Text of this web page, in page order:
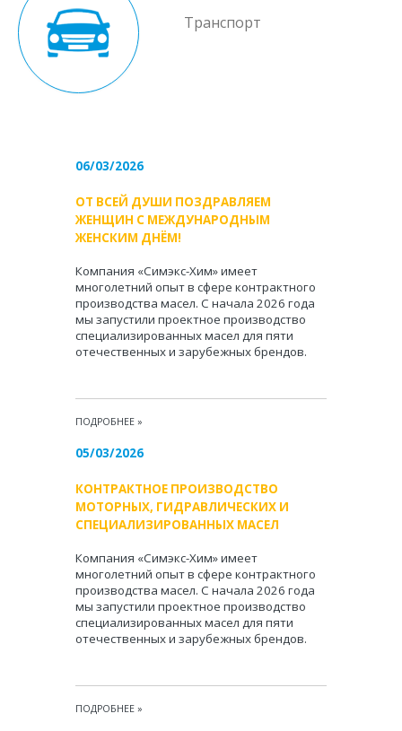
Транспорт
06/03/2026
ОТ ВСЕЙ ДУШИ ПОЗДРАВЛЯЕМ
ЖЕНЩИН С МЕЖДУНАРОДНЫМ
ЖЕНСКИМ ДНЁМ!
Компания «Симэкс-Хим» имеет
многолетний опыт в сфере контрактного
производства масел. С начала 2026 года
мы запустили проектное производство
специализированных масел для пяти
отечественных и зарубежных брендов.
ПОДРОБНЕЕ »
05/03/2026
КОНТРАКТНОЕ ПРОИЗВОДСТВО
МОТОРНЫХ, ГИДРАВЛИЧЕСКИХ И
СПЕЦИАЛИЗИРОВАННЫХ МАСЕЛ
Компания «Симэкс-Хим» имеет
многолетний опыт в сфере контрактного
производства масел. С начала 2026 года
мы запустили проектное производство
специализированных масел для пяти
отечественных и зарубежных брендов.
ПОДРОБНЕЕ »